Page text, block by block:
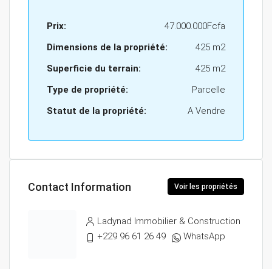
Prix:
47.000.000Fcfa
Dimensions de la propriété:
425 m2
Superficie du terrain:
425 m2
Type de propriété:
Parcelle
Statut de la propriété:
A Vendre
Contact Information Voir les propriétés
Ladynad Immobilier & Construction
+229 96 61 26 49
WhatsApp